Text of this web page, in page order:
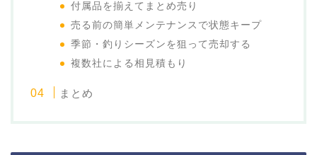
付属品を揃えてまとめ売り
売る前の簡単メンテナンスで状態キープ
季節・釣りシーズンを狙って売却する
複数社による相見積もり
まとめ